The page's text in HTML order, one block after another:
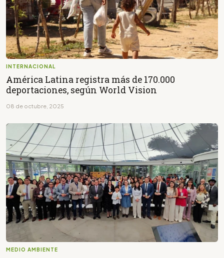
INTERNACIONAL
América Latina registra más de 170.000
deportaciones, según World Vision
08 de octubre, 2025
MEDIO AMBIENTE